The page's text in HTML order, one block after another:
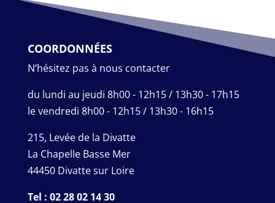
COORDONNÉES
N’hésitez pas à nous contacter
du lundi au jeudi 8h00 - 12h15 / 13h30 - 17h15
le vendredi 8h00 - 12h15 / 13h30 - 16h15
215, Levée de la Divatte
La Chapelle Basse Mer
44450 Divatte sur Loire
Tel : 02 28 02 14 30